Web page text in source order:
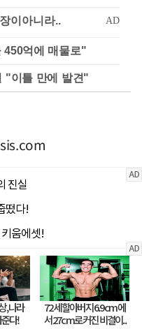
450억에 매물로"
"이틀 만에 발견"